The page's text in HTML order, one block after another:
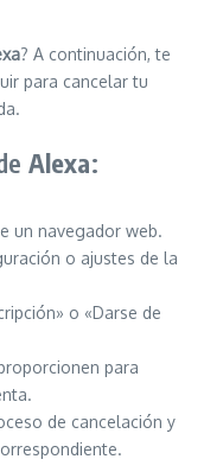
? A continuación, te
para cancelar tu
Alexa:
un navegador web.
o ajustes de la
o «Darse de
para
de cancelación y